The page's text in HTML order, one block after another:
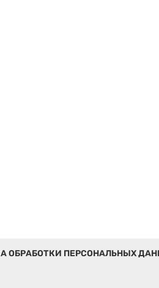
ОБРАБОТКИ ПЕРСОНАЛЬНЫХ